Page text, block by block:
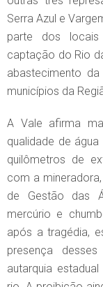
Serra Azul e
parte dos
captação do Rio
abastecimento
municípios da
A Vale afirma
qualidade de
quilômetros de
com a
de Gestão das
mercúrio e
após a tragédia,
presença
autarquia